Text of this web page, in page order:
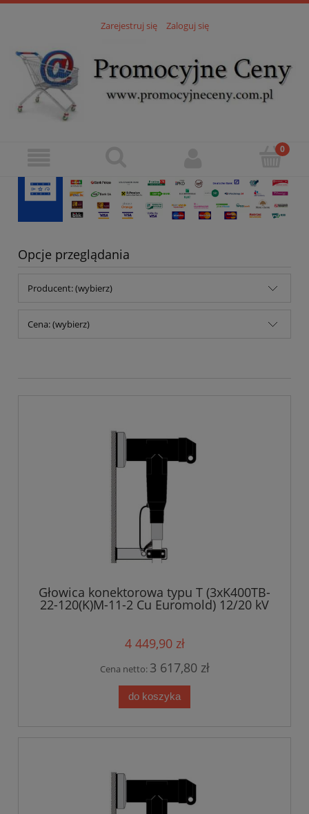
Zarejestruj się Zaloguj się
Opcje przeglądania
Producent: (wybierz)
Cena: (wybierz)
Głowica konektorowa typu T (3xK400TB-
22-120(K)M-11-2 Cu Euromold) 12/20 kV
4 449,90 zł
Cena netto: 3 617,80 zł
do koszyka